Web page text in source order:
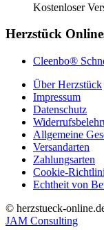
Kostenloser
Herzstück
Cleenbo®
Über Herzstück
Impressum
Datenschutz
Allgemeine
Versandarten
Zahlungsarten
Cookie-
Echtheit von
© herzstueck-
JAM Consulting